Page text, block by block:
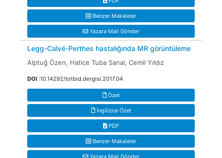
Benzer Makaleler
Yazara Mail Gönder
Legg-Calvé-Perthes hastalığında MR görüntüleme
Alptuğ Özen, Hatice Tuba Sanal, Cemil Yıldız
DOI :10.14292/totbid.dergisi.2017.04
Özet
İngilizce Özet
PDF
Benzer Makaleler
Yazara Mail Gönder